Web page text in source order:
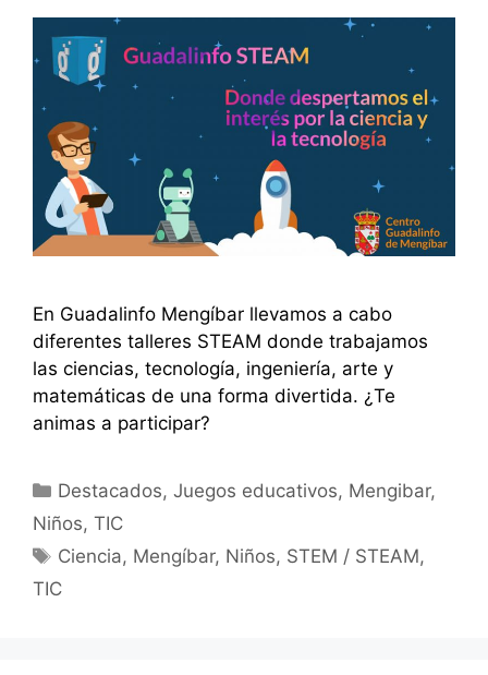
En Guadalinfo Mengíbar llevamos a cabo
diferentes talleres STEAM donde trabajamos
las ciencias, tecnología, ingeniería, arte y
matemáticas de una forma divertida. ¿Te
animas a participar?
Categorías
Destacados,Juegos educativos, Mengibar,
Niños, TIC
Etiquetas
Ciencia, Mengíbar, Niños, STEM / STEAM,
TIC